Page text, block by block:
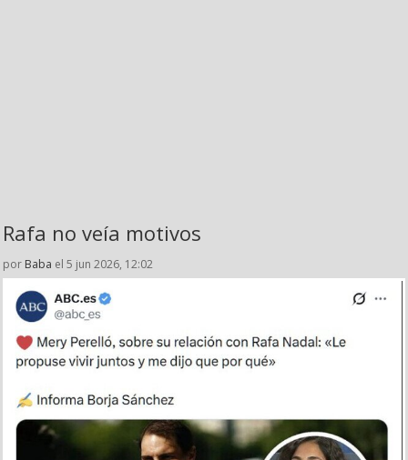
Rafa no veía motivos
por Baba el 5 jun 2026, 12:02